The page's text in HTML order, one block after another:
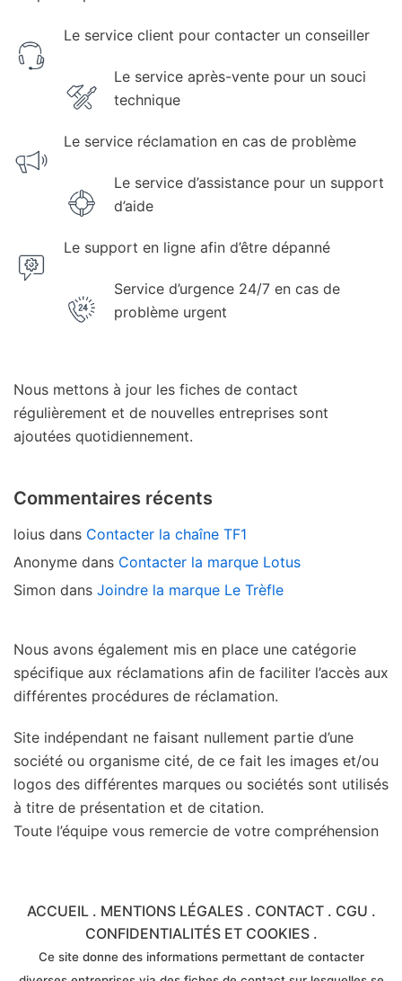
Le service client pour contacter un conseiller
Le service après-vente pour un souci
technique
Le service réclamation en cas de problème
Le service d’assistance pour un support
d’aide
Le support en ligne afin d’être dépanné
Service d’urgence 24/7 en cas de
problème urgent
Nous mettons à jour les fiches de contact
régulièrement et de nouvelles entreprises sont
ajoutées quotidiennement.
Commentaires récents
loius dans Contacter la chaîne TF1
Anonyme dans Contacter la marque Lotus
Simon dans Joindre la marque Le Trèfle
Nous avons également mis en place une catégorie
spécifique aux réclamations afin de faciliter l’accès aux
différentes procédures de réclamation.
Site indépendant ne faisant nullement partie d’une
société ou organisme cité, de ce fait les images et/ou
logos des différentes marques ou sociétés sont utilisés
à titre de présentation et de citation.
Toute l’équipe vous remercie de votre compréhension
ACCUEIL. MENTIONS LÉGALES. CONTACT. CGU .
CONFIDENTIALITÉS ET COOKIES.
Ce site donne des informations permettant de contacter